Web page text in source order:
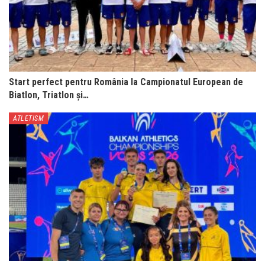
Start perfect pentru România la Campionatul European de
Biatlon, Triatlon și…
ATLETISM